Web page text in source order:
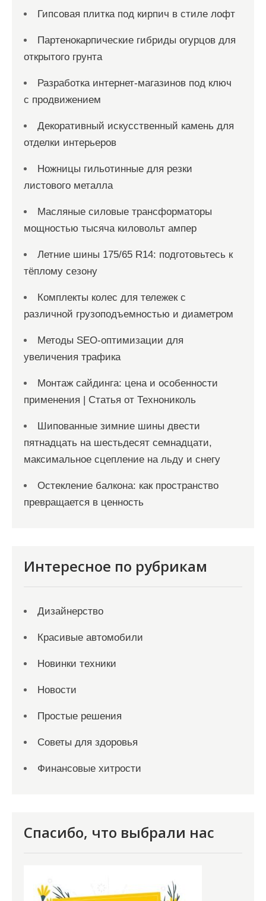
Гипсовая плитка под кирпич в стиле лофт
Партенокарпические гибриды огурцов для
открытого грунта
Разработка интернет-магазинов под ключ
с продвижением
Декоративный искусственный камень для
отделки интерьеров
Ножницы гильотинные для резки
листового металла
Масляные силовые трансформаторы
мощностью тысяча киловольт ампер
Летние шины 175/65 R14: подготовьтесь к
тёплому сезону
Комплекты колес для тележек с
различной грузоподъемностью и диаметром
Методы SEO-оптимизации для
увеличения трафика
Монтаж сайдинга: цена и особенности
применения | Статья от Технониколь
Шипованные зимние шины двести
пятнадцать на шестьдесят семнадцати,
максимальное сцепление на льду и снегу
Остекление балкона: как пространство
превращается в ценность
Интересное по рубрикам
Дизайнерство
Красивые автомобили
Новинки техники
Новости
Простые решения
Советы для здоровья
Финансовые хитрости
Спасибо, что выбрали нас